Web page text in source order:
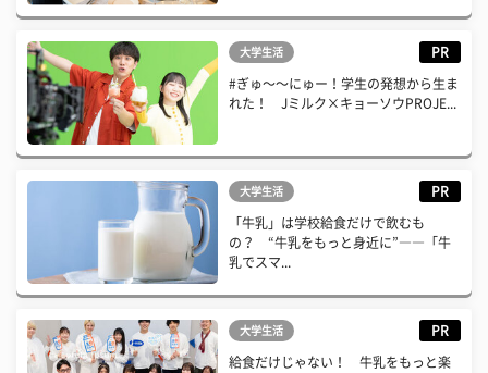
大学生活 PR
#ぎゅ〜〜にゅー！学生の発想から生ま
れた！ Jミルク×キョーソウPROJE...
大学生活 PR
「牛乳」は学校給食だけで飲むも
の？ “牛乳をもっと身近に”――「牛
乳でスマ...
大学生活 PR
給食だけじゃない！ 牛乳をもっと楽